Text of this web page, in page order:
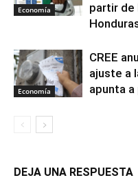
Economía
partir de
Economía
CREE
ajuste a
apunta
DEJA UNA RESPUESTA